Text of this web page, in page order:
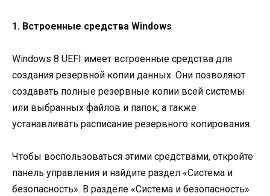
1. Встроенные средства Windows
Windows 8 UEFI имеет встроенные средства для
создания резервной копии данных. Они позволяют
создавать полные резервные копии всей системы
или выбранных файлов и папок, а также
устанавливать расписание резервного копирования.
Чтобы воспользоваться этими средствами, откройте
панель управления и найдите раздел «Система и
безопасность». В разделе «Система и безопасность»